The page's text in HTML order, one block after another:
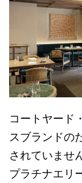
コートヤード
スブランドの
されていませ
プラチナエリ